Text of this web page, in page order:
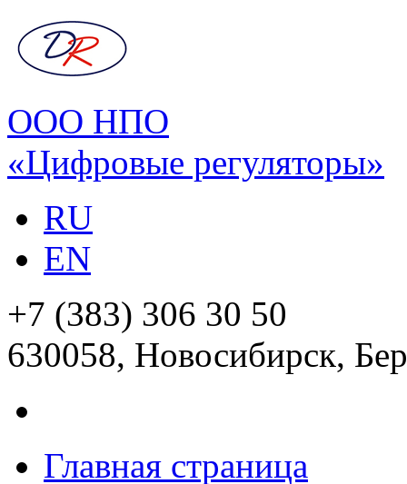
ООО НПО
«Цифровые регуляторы»
RU
EN
+7 (383) 306 30 50
630058, Новосибирск,
Главная страница